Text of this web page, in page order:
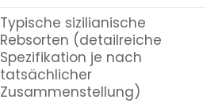
Typische sizilianische
Rebsorten (detailreiche
Spezifikation je nach
tatsächlicher
Zusammenstellung)